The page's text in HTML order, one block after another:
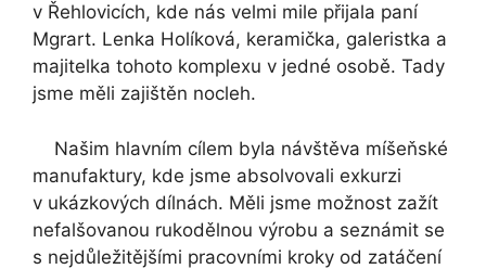
v Řehlovicích, kde nás velmi mile přijala paní
Mgrart. Lenka Holíková, keramička, galeristka a
majitelka tohoto komplexu v jedné osobě. Tady
jsme měli zajištěn nocleh.
Našim hlavním cílem byla návštěva míšeňské
manufaktury, kde jsme absolvovali exkurzi
v ukázkových dílnách. Měli jsme možnost zažít
nefalšovanou rukodělnou výrobu a seznámit se
s nejdůležitějšími pracovními kroky od zatáčení